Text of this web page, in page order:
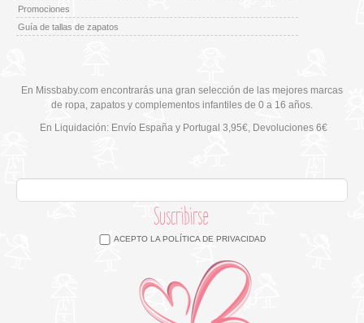
Promociones
Guía de tallas de zapatos
En Missbaby.com encontrarás una gran selección de las mejores marcas
de ropa, zapatos y complementos infantiles de 0 a 16 años.
En Liquidación: Envío España y Portugal 3,95€, Devoluciones 6€
Suscribirse
ACEPTO LAPOLÍTICA DE PRIVACIDAD